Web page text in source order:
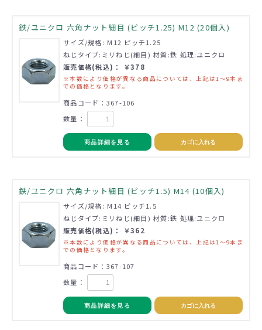
鉄/ユニクロ 六角ナット細目 (ピッチ1.25) M12 (20個入)
サイズ/規格: M12 ピッチ1.25
ねじタイプ:ミリねじ(細目) 材質:鉄 処理:ユニクロ
販売価格(税込)： ￥378
※本数により価格が異なる商品については、上記は1～9本ま
での価格となります。
商品コード：367-106
数量：
商品詳細を見る カゴに入れる
鉄/ユニクロ 六角ナット細目 (ピッチ1.5) M14 (10個入)
サイズ/規格: M14 ピッチ1.5
ねじタイプ:ミリねじ(細目) 材質:鉄 処理:ユニクロ
販売価格(税込)： ￥362
※本数により価格が異なる商品については、上記は1～9本ま
での価格となります。
商品コード：367-107
数量：
商品詳細を見る カゴに入れる